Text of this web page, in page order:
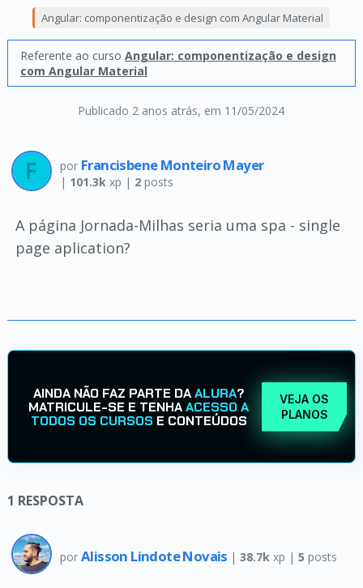
Publicado 2 anos atrás, em 11/05/2024
Angular: componentização e design com Angular Material
Referente ao curso Angular: componentização e design
com Angular Material
por Francisbene Monteiro Mayer
| 101.3kxp | 2posts
A página Jornada-Milhas seria uma spa - single
page aplication?
AINDA NÃO FAZ PARTE DAALURA?
MATRICULE-SE E TENHAACESSO A
TODOS OS CURSOS E CONTEÚDOS
VEJA OS
PLANOS
1 RESPOSTA
por Alisson Lindote Novais |38.7k xp |5 posts